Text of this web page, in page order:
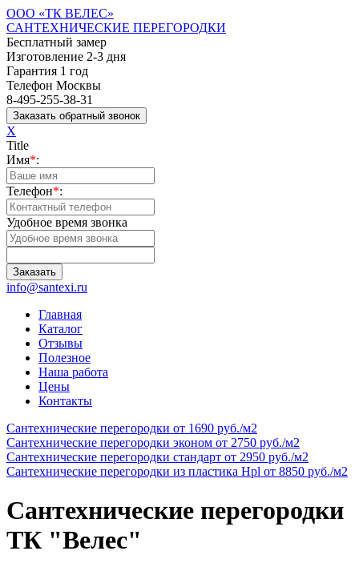
ООО «ТК ВЕЛЕС»
САНТЕХНИЧЕСКИЕ ПЕРЕГОРОДКИ
Бесплатный замер
Изготовление 2-3 дня
Гарантия 1 год
Телефон Москвы
8-495-255-38-31
X
Title
Имя*:
Телефон*:
Удобное время звонка
info@santexi.ru
Главная
Каталог
Отзывы
Полезное
Наша работа
Цены
Контакты
Сантехнические перегородки от 1690 руб./м2
Cантехнические перегородки эконом от 2750 руб./м2
Сантехнические перегородки стандарт от 2950 руб./м2
Сантехнические перегородки из пластика Hpl от 8850 руб./м2
Сантехнические перегородки
ТК "Велес"